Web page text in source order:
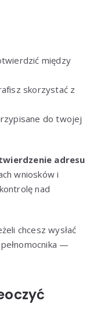
między
skorzystać z
do twojej
adresu
wniosków i
nad
chcesz wysłać
—